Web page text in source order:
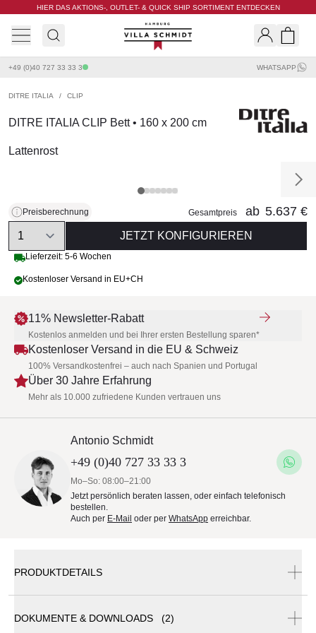
HIER DAS AKTIONS-, OUTLET- & QUICK SHIP SORTIMENT ENTDECKEN
Villa Schmidt
+49 (0)40 727 33 33 3 WHATSAPP
DITRE ITALIA / CLIP
DITRE ITALIA CLIP Bett • 160 x 200 cm
Lattenrost
Preisberechnung Gesamtpreis ab 5.637 €
Quantity
JETZT KONFIGURIEREN
Lieferzeit: 5-6 Wochen
Kostenloser Versand in EU+CH
11% Newsletter-Rabatt
Kostenlos anmelden und bei Ihrer ersten Bestellung sparen*
Kostenloser Versand in die EU & Schweiz
100% Versandkostenfrei – auch nach Spanien und Portugal
Über 30 Jahre Erfahrung
Mehr als 10.000 zufriedene Kunden vertrauen uns
Antonio Schmidt
+49 (0)40 727 33 33 3
Mo–So: 08:00–21:00
Jetzt persönlich beraten lassen, oder einfach telefonisch
bestellen.
Auch per E-Mail oder per WhatsApp erreichbar.
PRODUKTDETAILS
DOKUMENTE & DOWNLOADS (2)